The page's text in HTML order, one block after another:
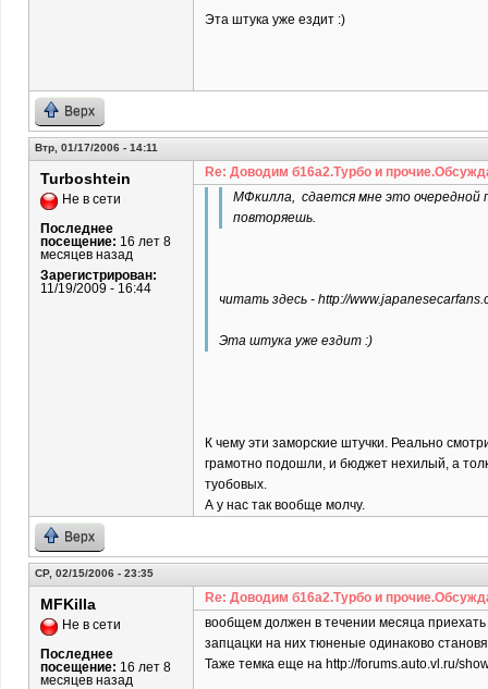
Эта штука уже ездит :)
Верх
Втр, 01/17/2006 - 14:11
Turboshtein
Не в сети
Последнее
посещение: 16 лет 8
месяцев назад
Зарегистрирован:
11/19/2009 - 16:44
Re: Доводим б16а2.Турбо и
МФкилла, сдается мне это очередной
повторяешь.
читать здесь - http://
Эта штука уже ездит :)
К чему эти заморские штучки. Реально
грамотно подошли, и бюджет нехилый, а
туобовых.
А у нас так вообще молчу.
Верх
СР, 02/15/2006 - 23:35
MFKilla
Не в сети
Последнее
посещение: 16 лет 8
месяцев назад
Re: Доводим б16а2.Турбо и
вообщем должен в течении месяца
запцацки на них тюненые одинаково
Таже темка еще на http://forums.auto.vl.ru/